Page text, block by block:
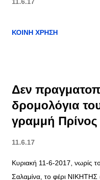
ΚΟΙΝΉ ΧΡΉΣΗ
Δεν
δρομολόγια
γραμμή
11.6.17
Κυριακή 11-6-2017, νωρίς
Σαλαμίνα, το φέρι